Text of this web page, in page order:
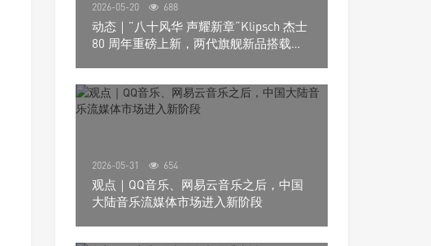
2026-05-20 688
动态｜”八十风华 声耀新章“Klipsch 杰士
80 周年重磅上新，两代旗舰新品搭载硬
2026-05-31 654
观点｜QQ音乐、网易云音乐之后，中国
大陆音乐流媒体市场进入新阶段